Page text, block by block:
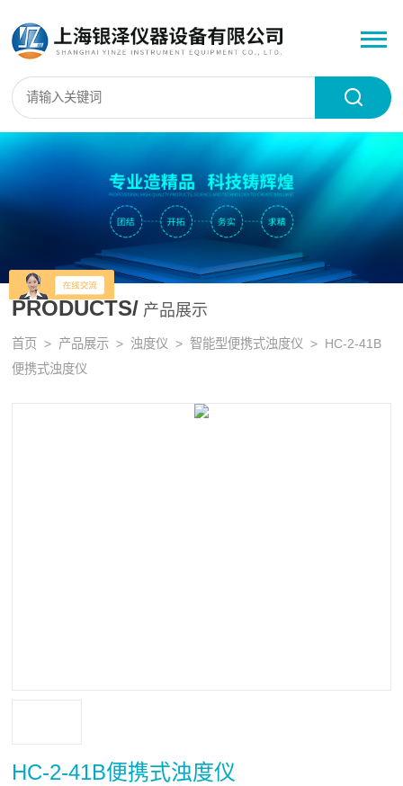
PRODUCTS/ 产品展示
首页 > 产品展示 > 浊度仪 >智能型便携式浊度仪 > HC-2-41B
便携式浊度仪
HC-2-41B便携式浊度仪